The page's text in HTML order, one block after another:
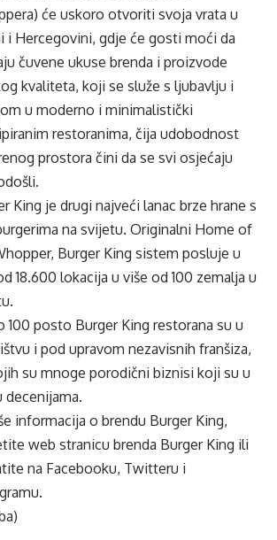
će uskoro otvoriti svoja vrata u
i Hercegovini, gdje će gosti moći da
čuvene ukuse brenda i proizvode
kvaliteta, koji se služe s ljubavlju i
u moderno i minimalistički
restoranima, čija udobodnost
prostora čini da se svi osjećaju
King je drugi najveći lanac brze hrane s
na svijetu. Originalni Home of
Burger King sistem posluje u
18.600 lokacija u više od 100 zemalja u
100 posto Burger King restorana su u
i pod upravom nezavisnih franšiza,
su mnoge porodični biznisi koji su u
decenijama.
informacija o brendu Burger King,
web stranicu brenda Burger King ili
na Facebooku, Twitteru i